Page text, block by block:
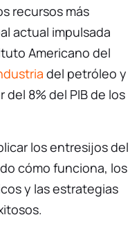
recursos más
actual impulsada
Americano del
del petróleo y
8% del PIB de los
los entresijos del
cómo funciona, los
y las estrategias